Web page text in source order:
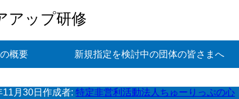
アップ研修
概要 新規指定を検討中の団体の皆さまへ
11月30日 作成者: 特定非営利活動法人ちゅーりっぷの心